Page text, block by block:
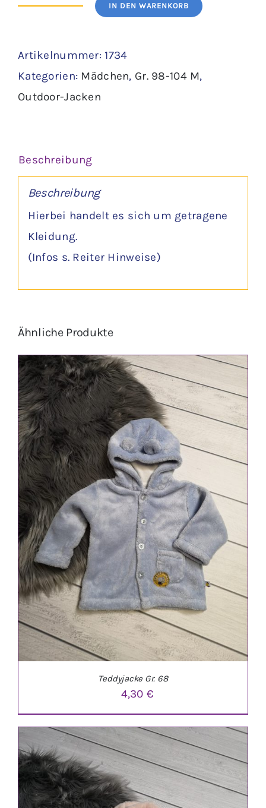
104
Menge
IN DEN WARENKORB
Artikelnummer: 1734
Kategorien: Mädchen, Gr. 98-104 M,
Outdoor-Jacken
Beschreibung
Beschreibung
Hierbei handelt es sich um getragene
Kleidung.
(Infos s. Reiter Hinweise)
Ähnliche Produkte
Teddyjacke Gr. 68
4,30€